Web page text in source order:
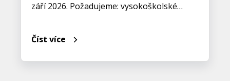
září 2026. Požadujeme: vysokoškolské…
Číst více